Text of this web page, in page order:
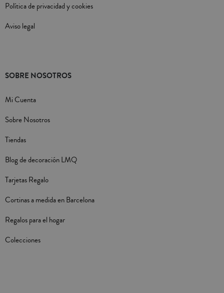
Política de privacidad y cookies
Aviso legal
SOBRE NOSOTROS
Mi Cuenta
Sobre Nosotros
Tiendas
Blog de decoración LMQ
Tarjetas Regalo
Cortinas a medida en Barcelona
Regalos para el hogar
Colecciones